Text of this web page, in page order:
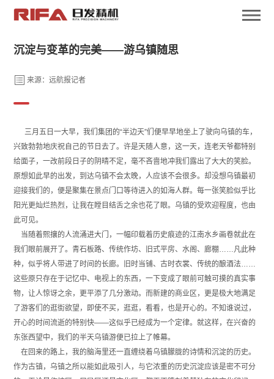
沉淀与变革的完美——游乌镇随思
来源：远航报记者
三月五日一大早，我们集团的“半边天”们便早早地坐上了驶向乌镇的车，
兴致勃勃地庆祝自己的节日去了。许是天随人意，这一天，连老天爷都特别
给面子，一改前段日子的阴晴不定，毫不吝啬地冲我们露出了大大的笑脸。
原想如此早的出发，到达乌镇不会太晚，人应该不会很多。却没想乌镇最初
迎接我们的，便是聚集在景点门口等待进入的如海人群。每一张笑脸似乎比
阳光更灿烂热烈，让我在瞠目结舌之余也花了眼。乌镇的受欢迎程度，也由
此可见。
当随着熙攘的人流涌进大门，一幅印载着历史痕迹的江南水乡画卷就此在
我们眼前展开了。青石板路、传统作坊、旧式平房、水阁、廊棚……凡此种
种，似乎将人带进了时间的长廊。旧时当铺、古时衣裳、传统的酿酒法……
这些原只存在于记忆中、电视上的东西，一下变成了眼前可触可摸的真实事
物，让人惊讶之余，更平添了几分激动。而新建的商业区，更是极大地满足
了游客们的逛街欲望，即使不买，逛逛，看看，也是开心的。不知谁说过，
开心的时间流逝的特别快——这似乎已经成为一个定律。就这样，在兴奋的
东张西望中，我们的半天乌镇游便已拉上了帷幕。
在回来的路上，我的脑海里还一直缠绕着乌镇朦胧的诗情和沉淀的历史。
作为古镇，乌镇之所以能如此吸引人，与它浓重的历史沉淀应该是密不可分